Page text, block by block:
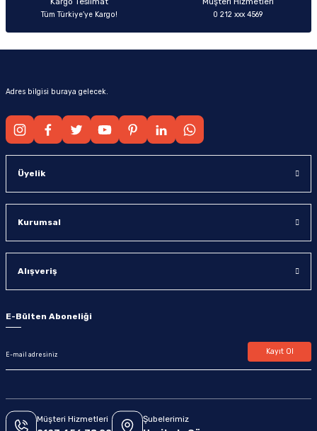
Tüm Türkiye’ye Kargo! 0 212 xxx 4569
Adres bilgisi buraya gelecek.
Üyelik
Kurumsal
Alışveriş
E-Bülten Aboneliği
Kayıt Ol
Müşteri Hizmetleri Şubelerimiz